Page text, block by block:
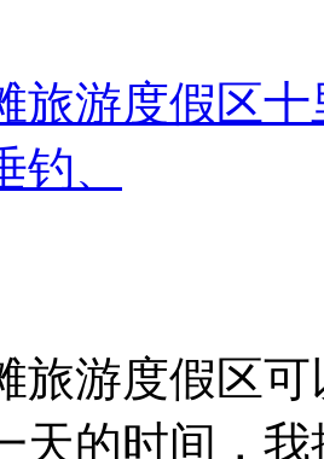
旅游度假区
、
旅游度假区
天的时间，